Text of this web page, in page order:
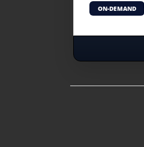
ON-DEMAND